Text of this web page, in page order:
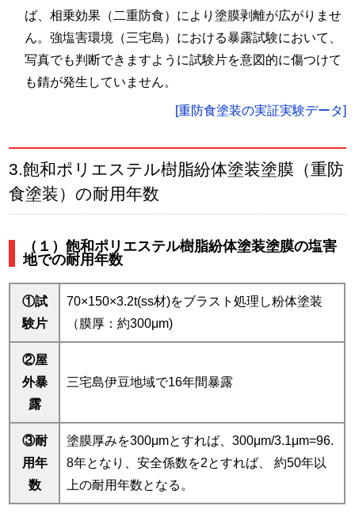
ば、相乗効果（二重防食）により塗膜剥離が広がりませ
ん。強塩害環境（三宅島）における暴露試験において、
写真でも判断できますように試験片を意図的に傷つけて
も錆が発生していません。
[重防食塗装の実証実験データ]
3.飽和ポリエステル樹脂紛体塗装塗膜（重防
食塗装）の耐用年数
（１）飽和ポリエステル樹脂紛体塗装塗膜の塩害
地での耐用年数
①試
験片
70×150×3.2t(ss材)をブラスト処理し粉体塗装
（膜厚：約300μm)
②屋
外暴
露
三宅島伊豆地域で16年間暴露
③耐
用年
数
塗膜厚みを300μmとすれば、300μm/3.1μm=96.
8年となり、安全係数を2とすれば、
約50年以
上の耐用年数となる。